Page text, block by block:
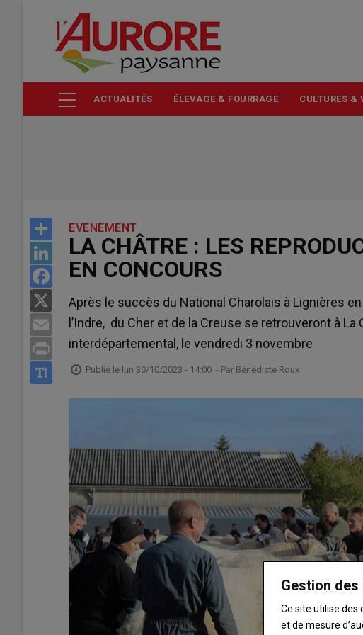
contenu
ACTUALITÉS ÉLEVAGE & FOURRAGE CULTURES &
Share
LinkedIn
Facebook
Email
Print
EVENEMENT
LA CHÂTRE : LES
EN CONCOURS
Après le succès du National Charolais à Lignières
l’Indre, du Cher et de la Creuse se retrouveront à
interdépartemental, le vendredi 3 novembre
Publié le lun 30/10/2023 - 14:00 - Par Bénédicte Roux
Gestion
Ce site utilise
et de mesure